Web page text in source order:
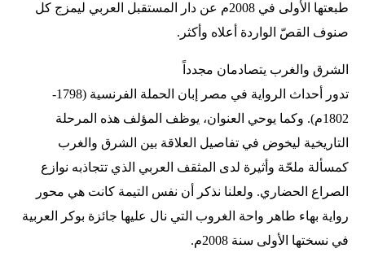
طبعتها الأولى في 2008م عن دار المستقبل العربي ليمزج كل
صنوف القصّ الواردة أعلاه وأكثر.
الشرق والغرب يتصادمان مجدداً
تدور أحداث الرواية في مصر إبان الحملة الفرنسية (1798-
1802م). وكما يوحي العنوان، يوظف المؤلف هذه المرحلة
التاريخية ليخوض في تفاصيل العلاقة بين الشرق والغرب
كمسألة ملحّة وأثيرة لدى المثقف العربي الذي تتجاذبه نوازع
الصراع الحضاري. ولعلنا نذكر أن نفس التيمة كانت هي محور
رواية بهاء طاهر واحة الغروب التي نال عليها جائزة بوكر العربية
في نسختها الأولى سنة 2008م.